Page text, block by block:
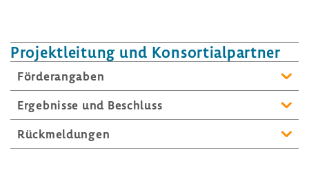
Projekt­lei­tung und Konsor­ti­al­partner
Förder­an­gaben
Ergeb­nisse und Beschluss
Rück­mel­dungen